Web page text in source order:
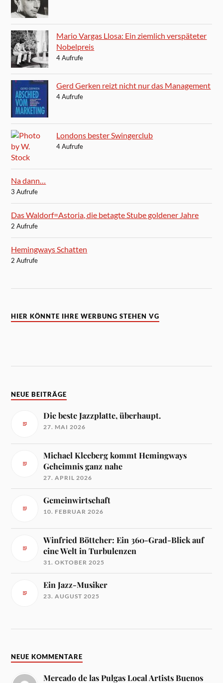
Mario Vargas Llosa: Ein ziemlich verspäteter
Nobelpreis
4 Aufrufe
Gerd Gerken reizt nicht nur das Management
4 Aufrufe
Londons bester Swingerclub
4 Aufrufe
Na dann…
3 Aufrufe
Das Waldorf=Astoria, die betagte Stube goldener Jahre
2 Aufrufe
Hemingways Schatten
2 Aufrufe
HIER KÖNNTE IHRE WERBUNG STEHEN VG
NEUE BEITRÄGE
Die beste Jazzplatte, überhaupt.
27. MAI 2026
Michael Kleeberg kommt Hemingways
Geheimnis ganz nahe
27. APRIL 2026
Gemeinwirtschaft
10. FEBRUAR 2026
Winfried Böttcher: Ein 360-Grad-Blick auf
eine Welt in Turbulenzen
31. OKTOBER 2025
Ein Jazz-Musiker
23. AUGUST 2025
NEUE KOMMENTARE
Mercado de las Pulgas Local Artists Buenos